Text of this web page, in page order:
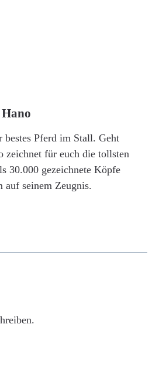
Hano
bestes Pferd im Stall. Geht
zeichnet für euch die tollsten
30.000 gezeichnete Köpfe
auf seinem Zeugnis.